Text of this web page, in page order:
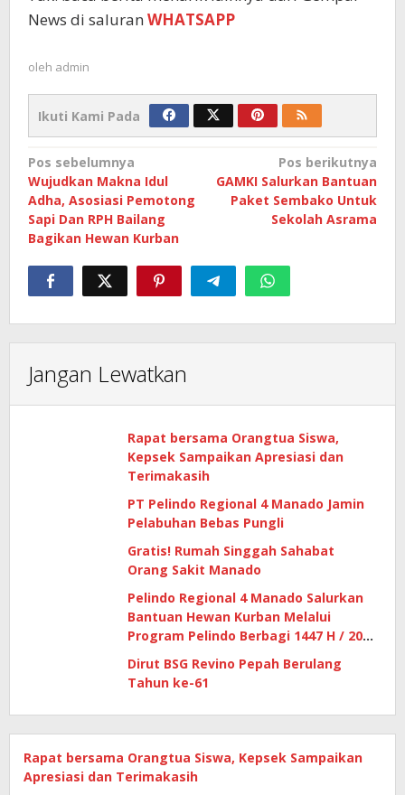
News di saluran WHATSAPP
oleh admin
Ikuti Kami Pada
Navigasi
pos
Pos sebelumnya
Wujudkan Makna Idul
Adha, Asosiasi Pemotong
Sapi Dan RPH Bailang
Bagikan Hewan Kurban
Pos berikutnya
GAMKI Salurkan Bantuan
Paket Sembako Untuk
Sekolah Asrama
Jangan Lewatkan
Rapat bersama Orangtua Siswa,
Kepsek Sampaikan Apresiasi dan
Terimakasih
PT Pelindo Regional 4 Manado Jamin
Pelabuhan Bebas Pungli
Gratis! Rumah Singgah Sahabat
Orang Sakit Manado
Pelindo Regional 4 Manado Salurkan
Bantuan Hewan Kurban Melalui
Program Pelindo Berbagi 1447 H / 2026
Dirut BSG Revino Pepah Berulang
Tahun ke-61
Rapat bersama Orangtua Siswa, Kepsek Sampaikan
Apresiasi dan Terimakasih